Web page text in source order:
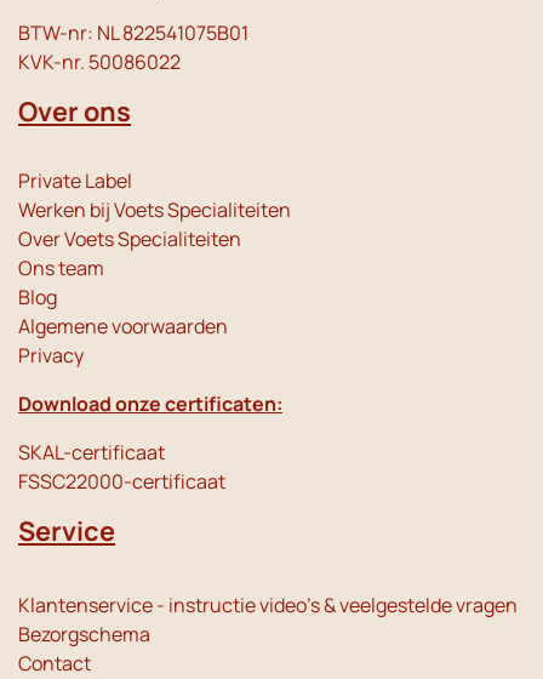
BTW-nr: NL 822541075B01
KVK-nr. 50086022
Over ons
Private Label
Werken bij Voets Specialiteiten
Over Voets Specialiteiten
Ons team
Blog
Algemene voorwaarden
Privacy
Download onze certificaten:
SKAL-certificaat
FSSC22000-certificaat
Service
Klantenservice - instructie video's & veelgestelde vragen
Bezorgschema
Contact